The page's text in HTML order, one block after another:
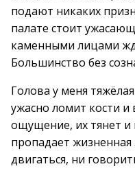
подают никаких
палате стоит
каменными лицами
Большинство без
Голова у меня
ужасно ломит кости и
ощущение, их тянет и
пропадает жизненная
двигаться, ни